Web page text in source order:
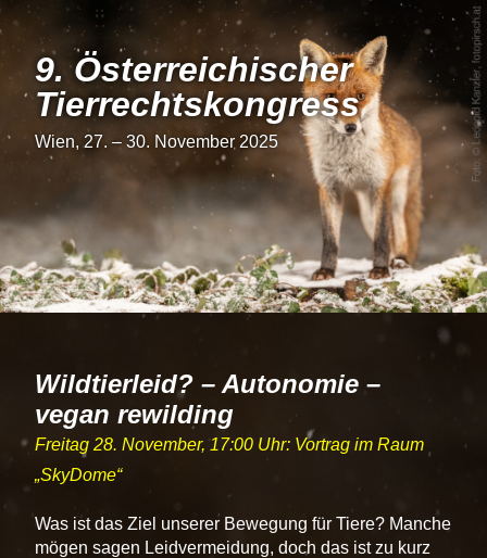
9. Österrei­chi­scher
Tier­rechts­kon­gress
Wien, 27. – 30. November 2025
Wildtierleid? – Autonomie –
vegan rewilding
Freitag 28. November, 17:00 Uhr: Vortrag im Raum
SkyDome
Was ist das Ziel unserer Bewegung für Tiere? Manche
mögen sagen Leidvermeidung, doch das ist zu kurz